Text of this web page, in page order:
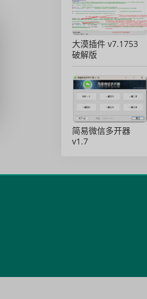
大漠插件 v7.1753
破解版
简易微信多开器
v1.7